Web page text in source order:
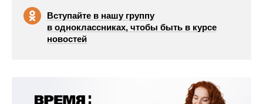
Вступайте в нашу группу
в одноклассниках, чтобы быть в курсе
новостей